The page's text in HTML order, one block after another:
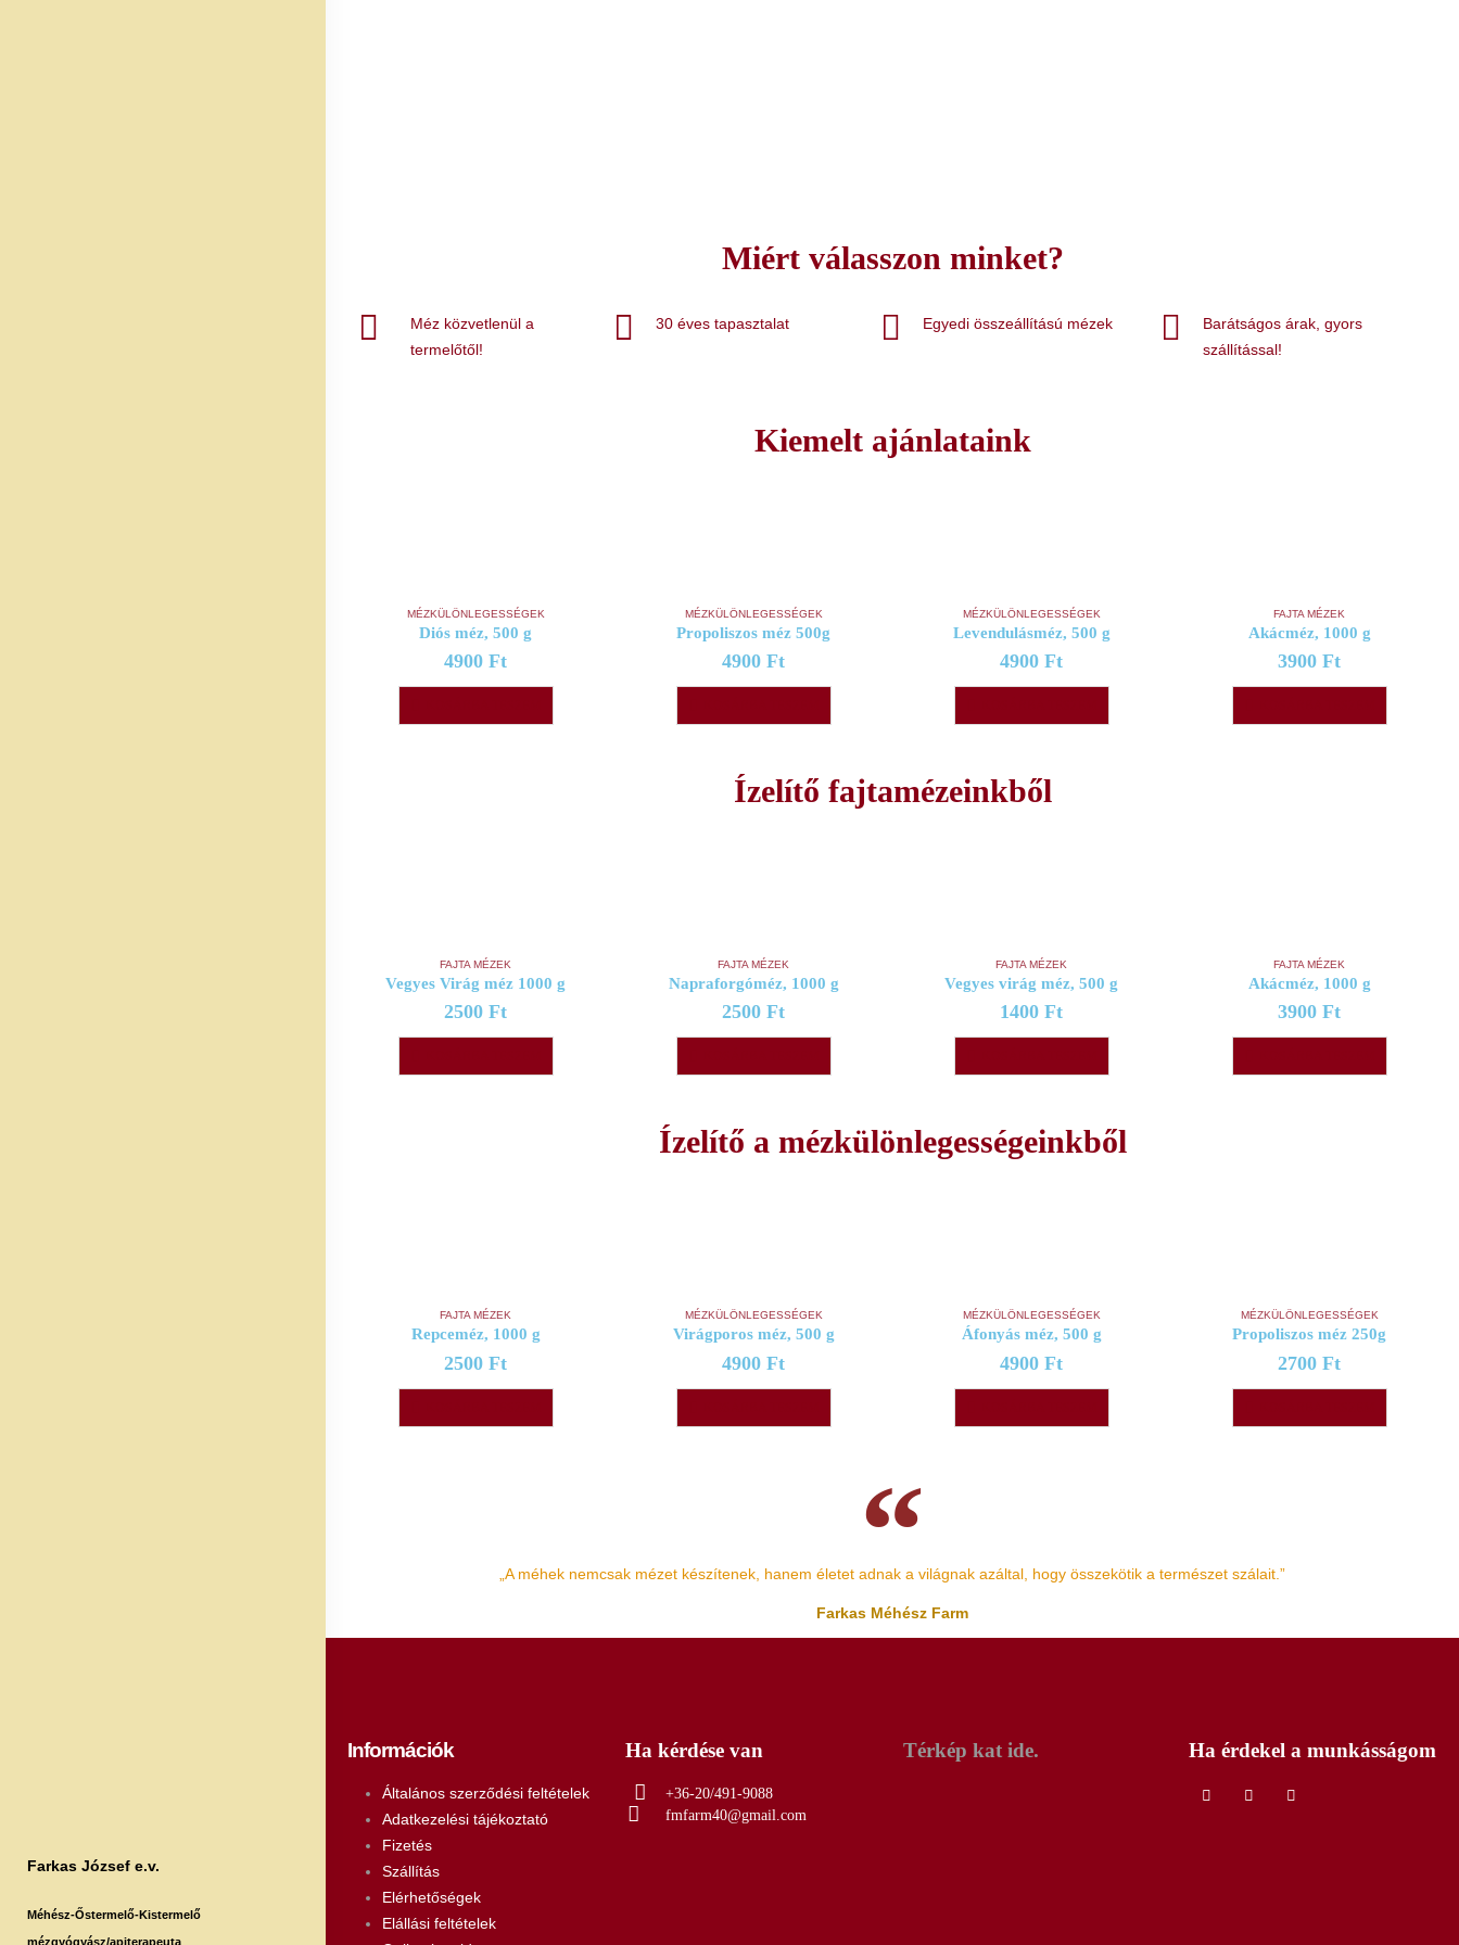
Farkas József e.v.
Méhész-Őstermelő-Kistermelő
mézgyógyász/apiterapeuta
Miért válasszon minket?
Méz közvetlenül a
termelőtől!
30 éves tapasztalat Egyedi összeállítású mézek
Barátságos árak, gyors
szállítással!
Kiemelt ajánlataink
MÉZKÜLÖNLEGESSÉGEK
Diós méz, 500 g
4900 Ft
MÉZKÜLÖNLEGESSÉGEK
Propoliszos méz 500g
4900 Ft
MÉZKÜLÖNLEGESSÉGEK
Levendulásméz, 500 g
4900 Ft
FAJTA MÉZEK
Akácméz, 1000 g
3900 Ft
Ízelítő fajtamézeinkből
FAJTA MÉZEK
Vegyes Virág méz 1000 g
2500 Ft
FAJTA MÉZEK
Napraforgóméz, 1000 g
2500 Ft
FAJTA MÉZEK
Vegyes virág méz, 500 g
1400 Ft
FAJTA MÉZEK
Akácméz, 1000 g
3900 Ft
Ízelítő a mézkülönlegességeinkből
FAJTA MÉZEK
Repceméz, 1000 g
2500 Ft
MÉZKÜLÖNLEGESSÉGEK
Virágporos méz, 500 g
4900 Ft
MÉZKÜLÖNLEGESSÉGEK
Áfonyás méz, 500 g
4900 Ft
MÉZKÜLÖNLEGESSÉGEK
Propoliszos méz 250g
2700 Ft
„A méhek nemcsak mézet készítenek, hanem életet adnak a világnak azáltal, hogy összekötik a természet szálait.”
Farkas Méhész Farm
Információk
Általános szerződési feltételek
Adatkezelési tájékoztató
Fizetés
Szállítás
Elérhetőségek
Elállási feltételek
Ha kérdése van
+36-20/491-9088
fmfarm40@gmail.com
Térkép kat ide. Ha érdekel a munkásságom